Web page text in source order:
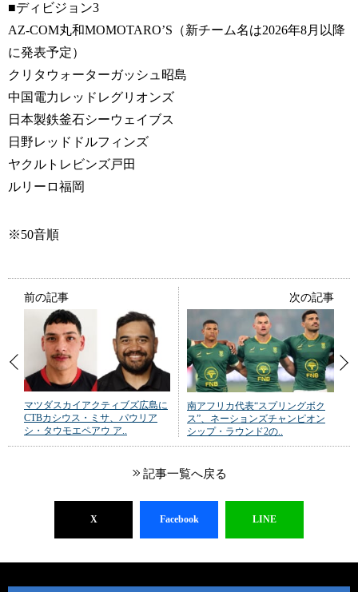
■ディビジョン3
AZ-COM丸和MOMOTARO’S（新チーム名は2026年8月以降
に発表予定）
クリタウォーターガッシュ昭島
中国電力レッドレグリオンズ
日本製鉄釜石シーウェイブス
日野レッドドルフィンズ
ヤクルトレビンズ戸田
ルリーロ福岡
※50音順
前の記事
マツダスカイアクティブズ広島に
CTBカシウス・ミサ、パウリア
シ・タウモエペアウ ア..
次の記事
南アフリカ代表“スプリングボク
ス”、ネーションズチャンピオン
シップ・ラウンド2の..
記事一覧へ戻る
X Facebook LINE